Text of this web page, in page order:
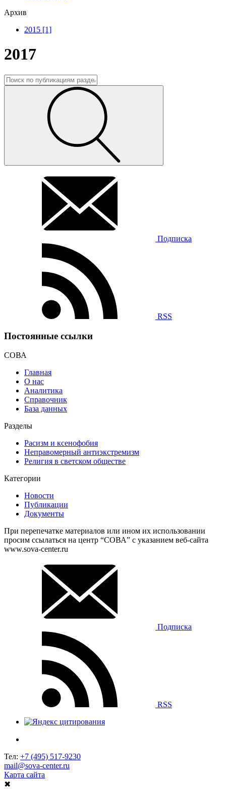
Архив
2015 [1]
2017
Подписка
RSS
Постоянные ссылки
СОВА
Главная
О нас
Аналитика
Справочник
База данных
Разделы
Расизм и ксенофобия
Неправомерный антиэкстремизм
Религия в светском обществе
Категории
Новости
Публикации
Документы
При перепечатке материалов или ином их использовании
просим ссылаться на центр “СОВА” с указанием веб-сайта
www.sova-center.ru
Подписка
RSS
Тел: +7 (495) 517-9230
mail@sova-center.ru
Карта сайта
✖